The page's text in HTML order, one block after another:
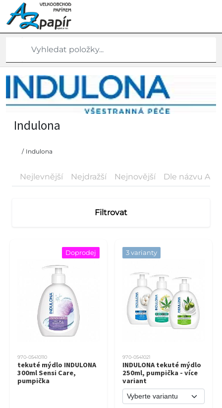
Indulona
/ Indulona
Nejlevnější Nejdražší Nejnovější Dle názvu A-Z
Filtrovat
Doprodej
970-05410110
tekuté mýdlo INDULONA
300ml Sensi Care,
pumpička
3 varianty
970-0541021
INDULONA tekuté mýdlo
250ml, pumpička - více
variant